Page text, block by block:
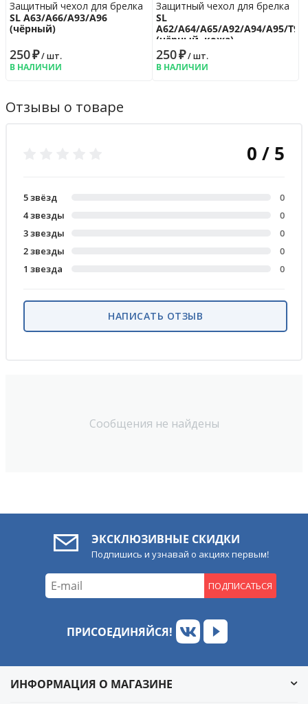
Защитный чехол для брелка
SL A63/A66/A93/A96
(чёрный)
250₽/ шт.
В НАЛИЧИИ
Защитный чехол для брелка
SL
A62/A64/A65/A92/A94/A95/T94
(чёрный, кожа)
250₽/ шт.
В НАЛИЧИИ
Отзывы о товаре
Сообщения не найдены
0 / 5
5 звёзд
0
4 звезды
0
3 звезды
0
2 звезды
0
1 звезда
0
НАПИСАТЬ ОТЗЫВ
ЭКСКЛЮЗИВНЫЕ СКИДКИ
Подпишись и узнавай о акциях первым!
ПОДПИСАТЬСЯ
ПРИСОЕДИНЯЙСЯ!
ИНФОРМАЦИЯ О МАГАЗИНЕ